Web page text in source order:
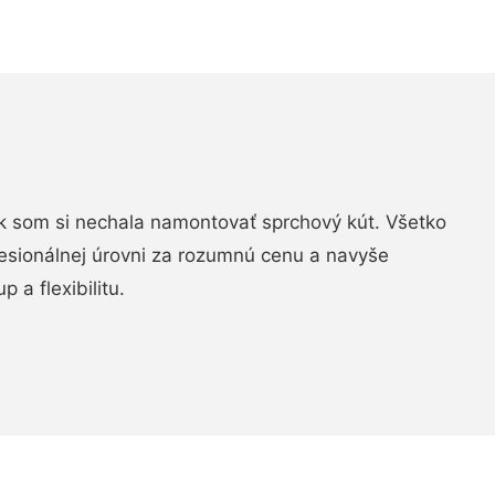
som si nechala namontovať sprchový kút. Všetko
úrovni za rozumnú cenu a navyše
a flexibilitu.